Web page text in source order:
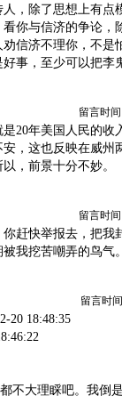
，除了思想上有点
你与信济的争论，
信济不理你，不是
事，至少可以把李
留言时间
20年美国人民的收
，这也反映在威州
，前景十分不妙。
留言时间
赶快举报去，把我
我挖苦嘲弄的鸟气
留言时
20 18:48:35
不大理睬吧。我倒